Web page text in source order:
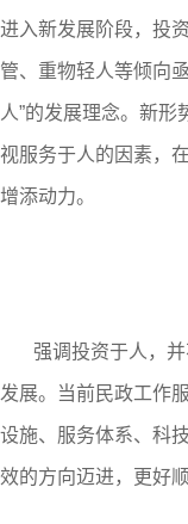
进入新发展阶段，投
管、重物轻人等倾向
人”的发展理念。新形
视服务于人的因素，
增添动力。
强调投资于人，
发展。当前民政工作
设施、服务体系、科
效的方向迈进，更好